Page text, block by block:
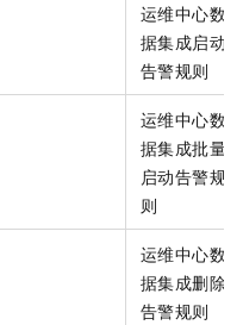
运维中心数
据集成启动
告警规则
运维中心数
据集成批量
启动告警规
则
运维中心数
据集成删除
告警规则